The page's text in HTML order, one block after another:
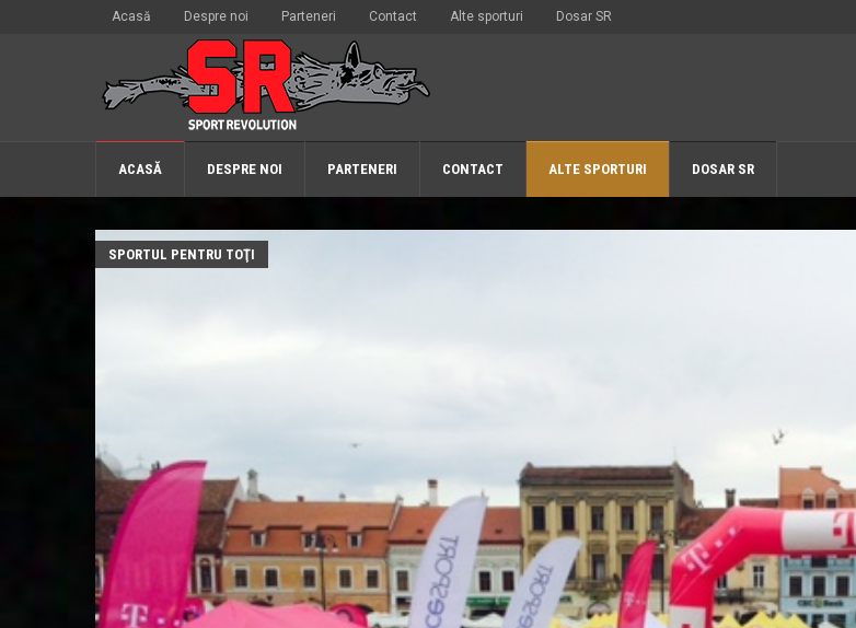
Acasă Despre noi Parteneri Contact Alte sporturi Dosar SR
ACASĂ DESPRE NOI PARTENERI CONTACT ALTE SPORTURI DOSAR SR
SPORTUL PENTRU TOŢI